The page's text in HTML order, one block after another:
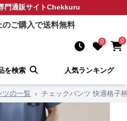
門通販サイトChekkuru
のご購入で送料無料
0 0
を検索 人気ランキング
ツの一覧 › チェックパンツ 快適格子